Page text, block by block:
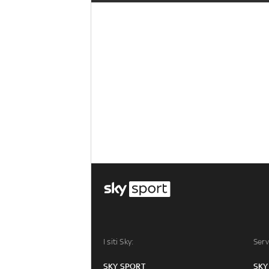
I siti Sky:
SKY SPORT